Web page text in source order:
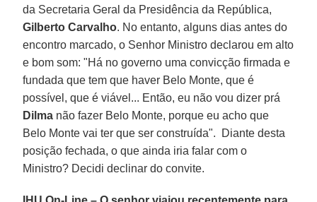
da Secretaria Geral da Presidência da República,
Gilberto Carvalho. No entanto, alguns dias antes do
encontro marcado, o Senhor Ministro declarou em alto
e bom som: "Há no governo uma convicção firmada e
fundada que tem que haver Belo Monte, que é
possível, que é viável... Então, eu não vou dizer prá
Dilma não fazer Belo Monte, porque eu acho que
Belo Monte vai ter que ser construída". Diante desta
posição fechada, o que ainda iria falar com o
Ministro? Decidi declinar do convite.